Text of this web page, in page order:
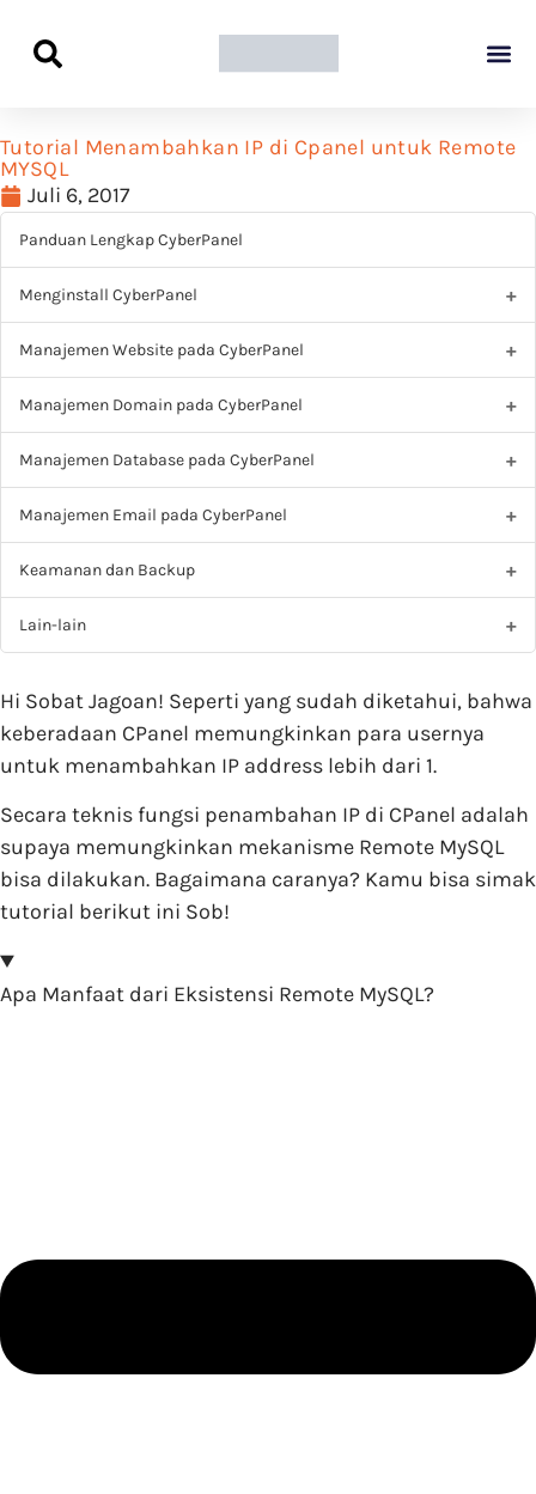
Tutorial Menambahkan IP di Cpanel untuk Remote
MYSQL
Juli 6, 2017
Panduan Lengkap CyberPanel
Menginstall CyberPanel
Manajemen Website pada CyberPanel
Manajemen Domain pada CyberPanel
Manajemen Database pada CyberPanel
Manajemen Email pada CyberPanel
Keamanan dan Backup
Lain-lain
Hi Sobat Jagoan! Seperti yang sudah diketahui, bahwa
keberadaan CPanel memungkinkan para usernya
untuk menambahkan IP address lebih dari 1.
Secara teknis fungsi penambahan IP di CPanel adalah
supaya memungkinkan mekanisme Remote MySQL
bisa dilakukan. Bagaimana caranya? Kamu bisa simak
tutorial berikut ini Sob!
Apa Manfaat dari Eksistensi Remote MySQL?